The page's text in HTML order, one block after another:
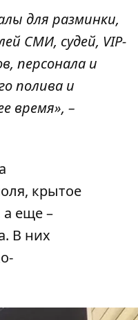
для разминки,
СМИ, судей, VIP-
персонала и
полива и
время», –
крытое
а еще –
В них